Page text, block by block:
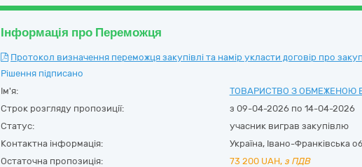
Інформація про Переможця
Протокол визначення переможця закупівлі та намір укласти договір про
Рішення підписано
Ім'я:
ТОВАРИСТВО З ОБМЕЖЕНОЮ
Строк розгляду пропозиції:
з 09-04-2026 по 14-04-2026
Статус:
учасник виграв закупівлю
Контактна інформація:
Україна, Івано-Франківська
Остаточна пропозиція:
73 200 UAH, з ПДВ